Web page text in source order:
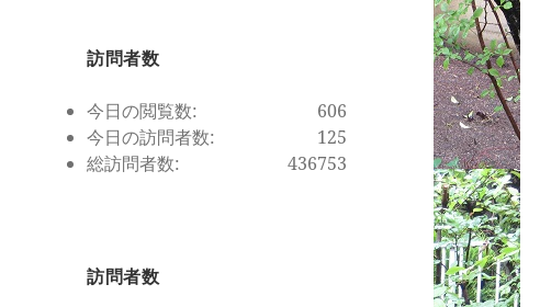
訪問者数
606
今日の閲覧数:
125
今日の訪問者数:
436753
総訪問者数:
訪問者数